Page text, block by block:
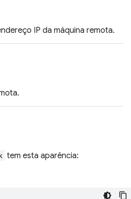
IP da máquina remota.
tem esta aparência: